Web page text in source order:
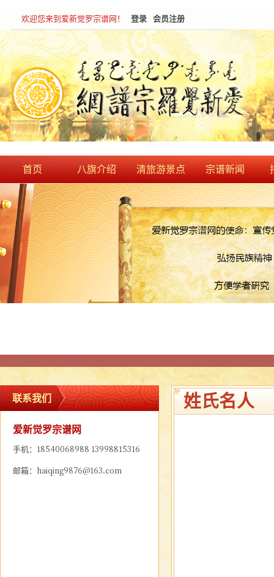
欢迎您来到爱新觉罗宗谱网！ 登录 会员注册
首页 八旗介绍 清旅游景点 宗谱新闻
联系我们
爱新觉罗宗谱网
手机：18540068988 13998815316
邮箱：haiqing9876@163.com
姓氏名人